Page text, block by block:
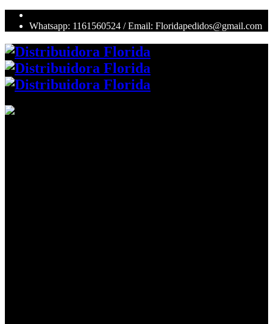
Whatsapp: 1161560524 / Email: Floridapedidos@gmail.com